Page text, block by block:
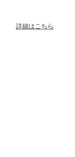
詳細はこちら